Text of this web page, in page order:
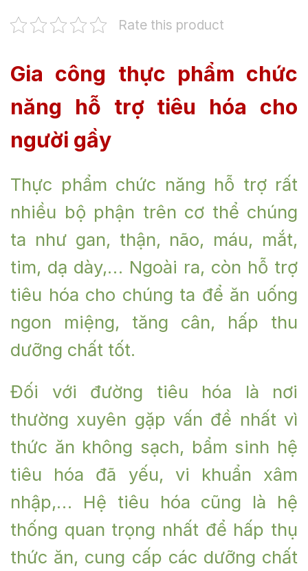
Rate this product
Gia công thực phẩm chức
năng hỗ trợ tiêu hóa cho
người gầy
Thực phẩm chức năng hỗ trợ rất
nhiều bộ phận trên cơ thể chúng
ta như gan, thận, não, máu, mắt,
tim, dạ dày,… Ngoài ra, còn hỗ trợ
tiêu hóa cho chúng ta để ăn uống
ngon miệng, tăng cân, hấp thu
dưỡng chất tốt.
Đối với đường tiêu hóa là nơi
thường xuyên gặp vấn đề nhất vì
thức ăn không sạch, bẩm sinh hệ
tiêu hóa đã yếu, vi khuẩn xâm
nhập,… Hệ tiêu hóa cũng là hệ
thống quan trọng nhất để hấp thụ
thức ăn, cung cấp các dưỡng chất